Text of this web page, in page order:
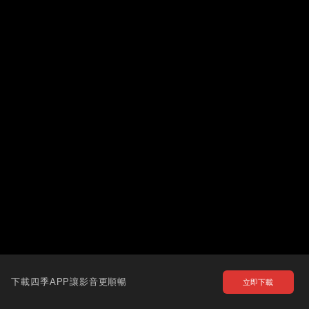
下載四季APP讓影音更順暢 立即下載